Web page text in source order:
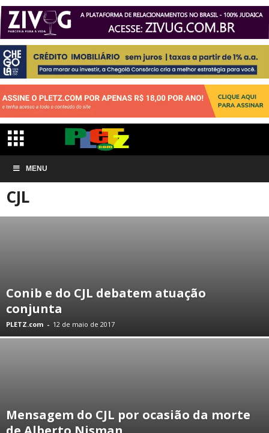
MENU
Início INSTITUIÇÕES JUDAICAS
CJL
Conib e do CJL debatem atuação
conjunta
PLETZ.com - 12 de maio de 2017
Mensagem do CJL por ocasião da morte